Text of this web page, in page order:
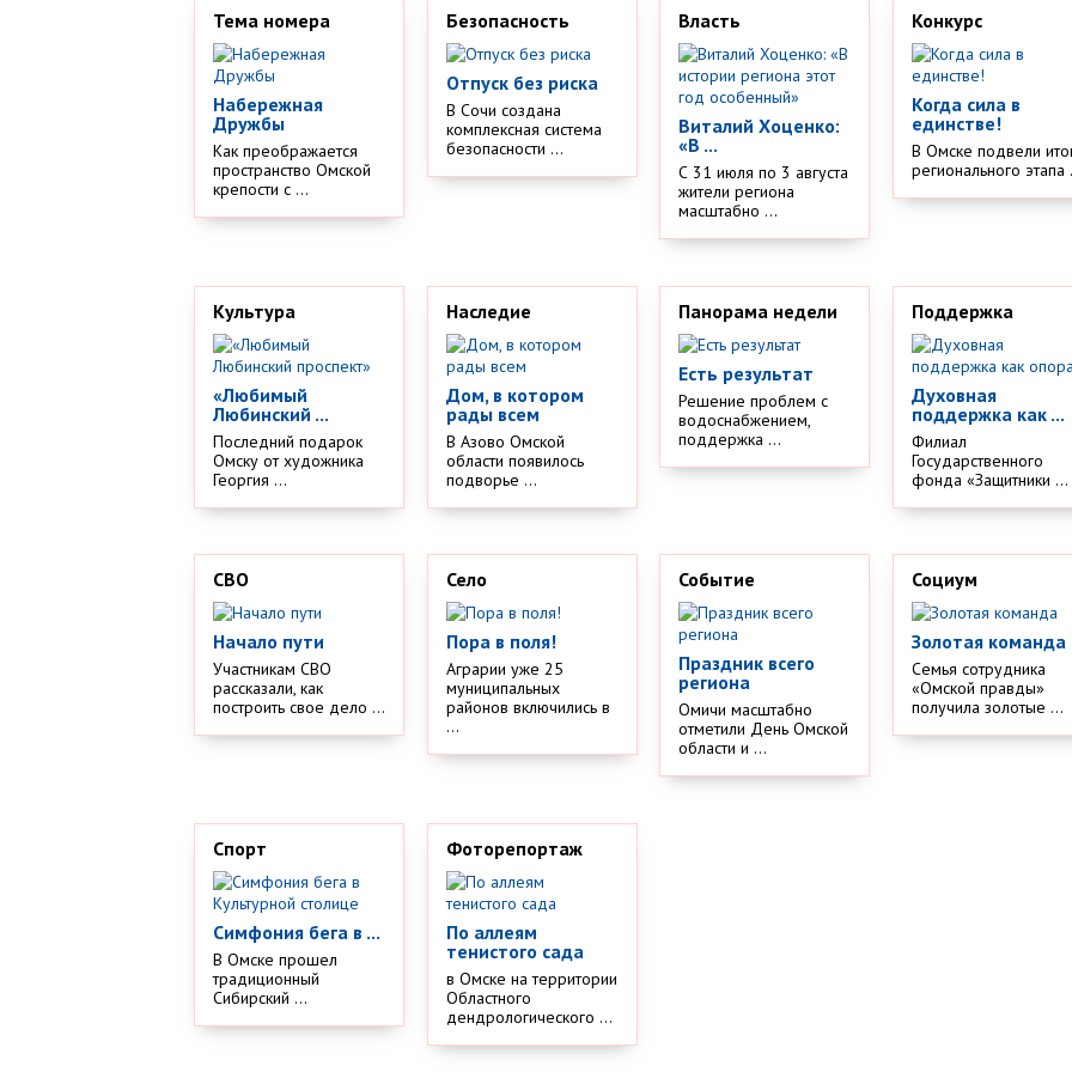
Тема номера
Набережная
Дружбы
Как преображается
пространство Омской
крепости с ...
Безопасность
Отпуск без риска
В Сочи создана
комплексная система
безопасности ...
Власть
Виталий Хоценко:
«В ...
С 31 июля по 3 августа
жители региона
масштабно ...
Конкурс
Когда сила в
единстве!
В Омске подвели
регионального этапа
Культура
«Любимый
Любинский ...
Последний подарок
Омску от художника
Георгия ...
Наследие
Дом, в котором
рады всем
В Азово Омской
области появилось
подворье ...
Панорама недели
Есть результат
Решение проблем с
водоснабжением,
поддержка ...
Поддержка
Духовная
поддержка как ...
Филиал
Государственного
фонда «Защитники ...
СВО
Начало пути
Участникам СВО
рассказали, как
построить свое дело ...
Село
Пора в поля!
Аграрии уже 25
муниципальных
районов включились в
...
Событие
Праздник всего
региона
Омичи масштабно
отметили День Омской
области и ...
Социум
Золотая команда
Семья сотрудника
«Омской правды»
получила золотые ...
Спорт
Симфония бега в ...
В Омске прошел
традиционный
Сибирский ...
Фоторепортаж
По аллеям
тенистого сада
в Омске на территории
Областного
дендрологического ...